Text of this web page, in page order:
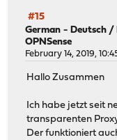
#15
German - Deutsch /
OPNSense
February 14, 2019,
Hallo Zusammen
Ich habe jetzt seit
transparenten
Der funktioniert